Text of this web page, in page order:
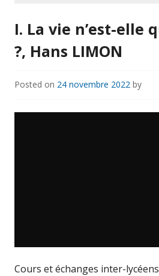
I. La vie n’est-elle
?, Hans LIMON
Posted on 24 novembre 2022 by
Cours et échanges inter-